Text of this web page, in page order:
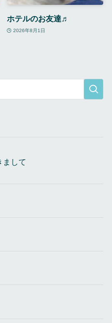
ホテルのお友達♬
2026年8月1日
まして